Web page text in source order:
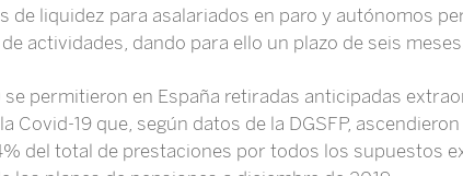
de liquidez para asalariados en paro y autónomos
actividades, dando para ello un plazo de seis meses.
permitieron en España retiradas anticipadas
Covid-19 que, según datos de la DGSFP, ascendieron
del total de prestaciones por todos los supuestos